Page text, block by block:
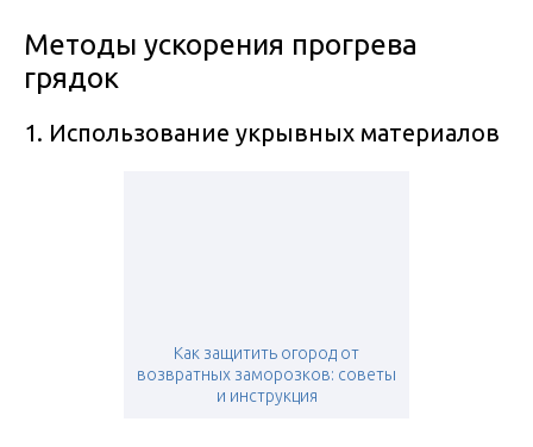
Методы ускорения прогрева
грядок
1. Использование укрывных материалов
Как защитить огород от
возвратных заморозков: советы
и инструкция